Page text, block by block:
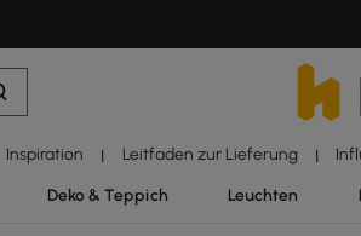
Inspiration | Leitfaden zur Lieferung |
Deko & Teppich Leuchten